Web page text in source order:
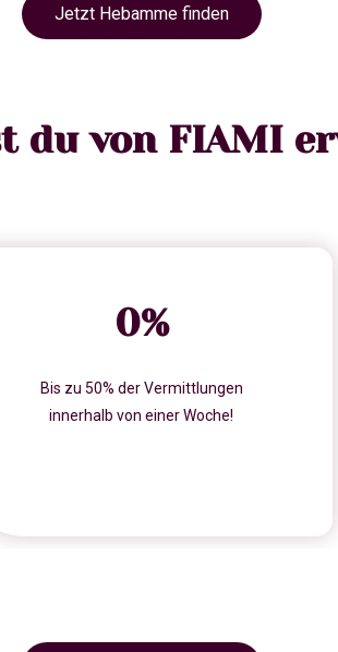
Jetzt Hebamme finden
du von FIAMI
0%
Bis zu 50% der Vermittlungen
innerhalb von einer Woche!